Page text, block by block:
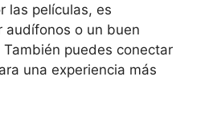
las películas, es
audífonos o un buen
puedes conectar
una experiencia más